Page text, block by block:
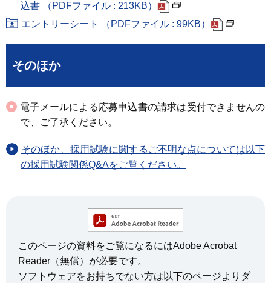
込書 （PDFファイル : 213KB）
エントリーシート （PDFファイル : 99KB）
そのほか
電子メールによる応募申込書の請求は受付できませんの
で、ご了承ください。
そのほか、採用試験に関するご不明な点については以下
の採用試験関係Q&Aをご覧ください。
このページの資料をご覧になるにはAdobe Acrobat
Reader（無償）が必要です。
ソフトウェアをお持ちでない方は以下のページよりダ